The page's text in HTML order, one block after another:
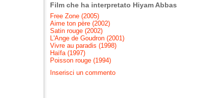
Film che ha interpretato Hiyam Abbas
Free Zone (2005)
Aime ton père (2002)
Satin rouge (2002)
L'Ange de Goudron (2001)
Vivre au paradis (1998)
Haïfa (1997)
Poisson rouge (1994)
Inserisci un commento